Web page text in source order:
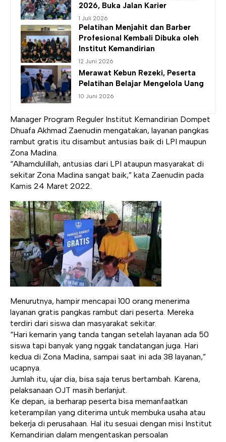
2026, Buka Jalan Karier
1 Juli 2026
Pelatihan Menjahit dan Barber
Profesional Kembali Dibuka oleh
Institut Kemandirian
12 Juni 2026
Merawat Kebun Rezeki, Peserta
Pelatihan Belajar Mengelola Uang
10 Juni 2026
Manager Program Reguler Institut Kemandirian Dompet
Dhuafa Akhmad Zaenudin mengatakan, layanan pangkas
rambut gratis itu disambut antusias baik di LPI maupun
Zona Madina.
“Alhamdulillah, antusias dari LPI ataupun masyarakat di
sekitar Zona Madina sangat baik,” kata Zaenudin pada
Kamis 24 Maret 2022.
Menurutnya, hampir mencapai 100 orang menerima
layanan gratis pangkas rambut dari peserta. Mereka
terdiri dari siswa dan masyarakat sekitar.
“Hari kemarin yang tanda tangan setelah layanan ada 50
siswa tapi banyak yang nggak tandatangan juga. Hari
kedua di Zona Madina, sampai saat ini ada 38 layanan,”
ucapnya.
Jumlah itu, ujar dia, bisa saja terus bertambah. Karena,
pelaksanaan OJT masih berlanjut.
Ke depan, ia berharap peserta bisa memanfaatkan
keterampilan yang diterima untuk membuka usaha atau
bekerja di perusahaan. Hal itu sesuai dengan misi Institut
Kemandirian dalam mengentaskan persoalan